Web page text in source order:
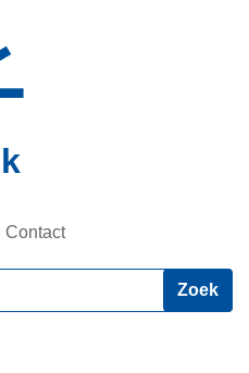
Contact